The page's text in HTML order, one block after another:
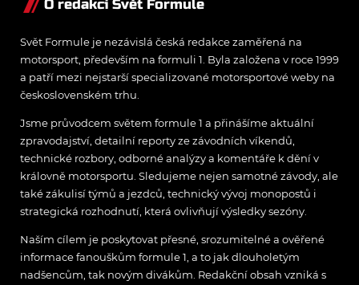
O redakci Svět Formule
Svět Formule je nezávislá česká redakce zaměřená na
motorsport, především na formuli 1. Byla založena v roce 1999
a patří mezi nejstarší specializované motorsportové weby na
československém trhu.
Jsme průvodcem světem formule 1 a přinášíme aktuální
zpravodajství, detailní reporty ze závodních víkendů,
technické rozbory, odborné analýzy a komentáře k dění v
královně motorsportu. Sledujeme nejen samotné závody, ale
také zákulisí týmů a jezdců, technický vývoj monopostů i
strategická rozhodnutí, která ovlivňují výsledky sezóny.
Naším cílem je poskytovat přesné, srozumitelné a ověřené
informace fanouškům formule 1, a to jak dlouholetým
nadšencům, tak novým divákům. Redakční obsah vzniká s